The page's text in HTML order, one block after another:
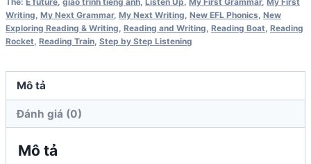
Audio
CD2
lượng
Writing, My Next Grammar, My Next Writing, New EFL Phonics, New
Exploring Reading & Writing, Reading and Writing, Reading Boat, Reading
Rocket, Reading Train, Step by Step Listening
Mô tả
Đánh giá (0)
Mô tả